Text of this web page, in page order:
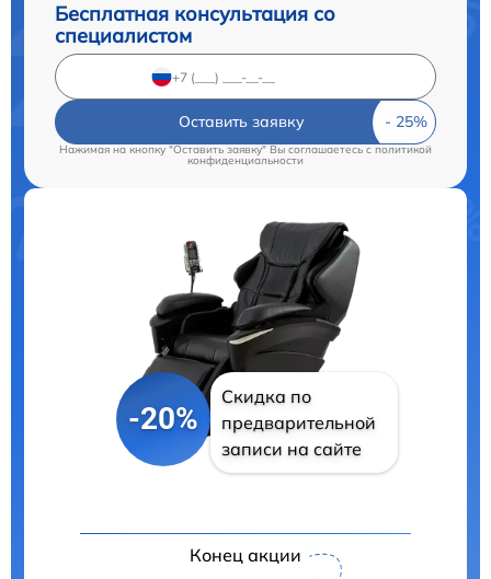
Бесплатная консультация со
специалистом
Оставить заявку
Нажимая на кнопку "Оставить заявку" Вы соглашаетесь cполитикой
конфиденциальности
-20%
Скидка по
предварительной
записи на сайте
Конец акции